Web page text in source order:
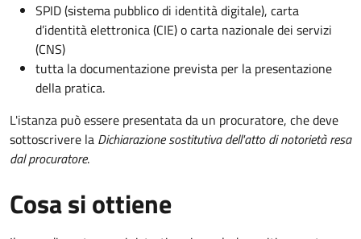
SPID (sistema pubblico di identità digitale), carta
d’identità elettronica (CIE) o carta nazionale dei servizi
(CNS)
tutta la documentazione prevista per la presentazione
della pratica.
L'istanza può essere presentata da un procuratore, che deve
sottoscrivere la Dichiarazione sostitutiva dell'atto di notorietà resa
dal procuratore.
Cosa si ottiene